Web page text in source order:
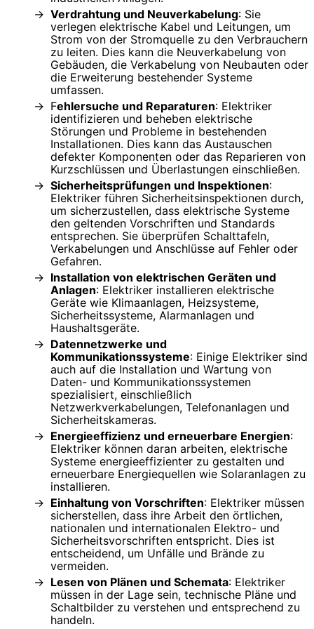
Verdrahtung und Neuverkabelung: Sie
verlegen elektrische Kabel und Leitungen, um
Strom von der Stromquelle zu den Verbrauchern
zu leiten. Dies kann die Neuverkabelung von
Gebäuden, die Verkabelung von Neubauten oder
die Erweiterung bestehender Systeme
umfassen.
Fehlersuche und Reparaturen: Elektriker
identifizieren und beheben elektrische
Störungen und Probleme in bestehenden
Installationen. Dies kann das Austauschen
defekter Komponenten oder das Reparieren von
Kurzschlüssen und Überlastungen einschließen.
Sicherheitsprüfungen und Inspektionen:
Elektriker führen Sicherheitsinspektionen durch,
um sicherzustellen, dass elektrische Systeme
den geltenden Vorschriften und Standards
entsprechen. Sie überprüfen Schalttafeln,
Verkabelungen und Anschlüsse auf Fehler oder
Gefahren.
Installation von elektrischen Geräten und
Anlagen: Elektriker installieren elektrische
Geräte wie Klimaanlagen, Heizsysteme,
Sicherheitssysteme, Alarmanlagen und
Haushaltsgeräte.
Datennetzwerke und
Kommunikationssysteme: Einige Elektriker sind
auch auf die Installation und Wartung von
Daten- und Kommunikationssystemen
spezialisiert, einschließlich
Netzwerkverkabelungen, Telefonanlagen und
Sicherheitskameras.
Energieeffizienz und erneuerbare Energien:
Elektriker können daran arbeiten, elektrische
Systeme energieeffizienter zu gestalten und
erneuerbare Energiequellen wie Solaranlagen zu
installieren.
Einhaltung von Vorschriften: Elektriker müssen
sicherstellen, dass ihre Arbeit den örtlichen,
nationalen und internationalen Elektro- und
Sicherheitsvorschriften entspricht. Dies ist
entscheidend, um Unfälle und Brände zu
vermeiden.
Lesen von Plänen und Schemata: Elektriker
müssen in der Lage sein, technische Pläne und
Schaltbilder zu verstehen und entsprechend zu
handeln.